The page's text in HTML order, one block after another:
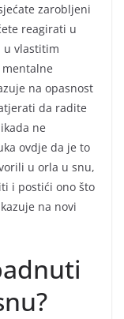
zarobljeni
reagirati u
u vlastitim
na opasnost
da radite
ne
ovdje da je to
u orla u snu,
i postići ono što
na novi